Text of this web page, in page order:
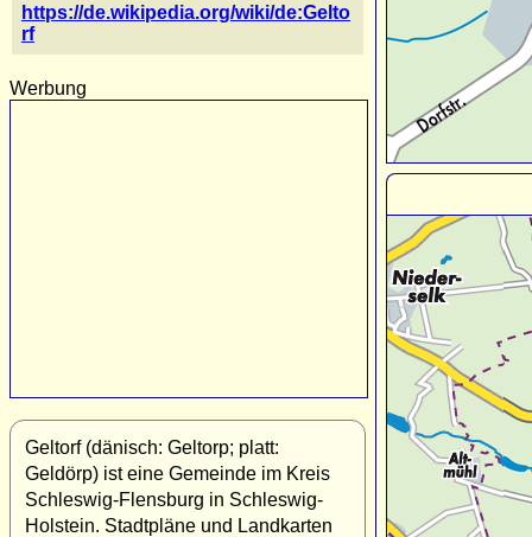
https://de.wikipedia.org/wiki/de:Gelto
rf
Werbung
Geltorf (dänisch: Geltorp; platt:
Geldörp) ist eine Gemeinde im Kreis
Schleswig-Flensburg in Schleswig-
Holstein. Stadtpläne und Landkarten